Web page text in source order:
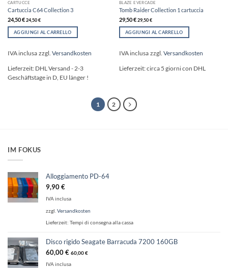
CARTUCCE
Cartuccia C64 Collection 3
24,50€ 24,50€
AGGIUNGI AL CARRELLO
IVA inclusa zzgl. Versandkosten
Lieferzeit: DHL Versand - 2-3
Geschäftstage in D, EU länger !
BLAZE EVERCADE
Tomb Raider Collection 1 cartuccia
29,50€ 29,50€
AGGIUNGI AL CARRELLO
IVA inclusa zzgl. Versandkosten
Lieferzeit:circa 5 giorni con DHL
1 2
IM FOKUS
Alloggiamento PD-64
9,90€
IVA inclusa
zzgl. Versandkosten
Lieferzeit: Tempi di consegna alla cassa
Disco rigido Seagate Barracuda 7200 160GB
60,00€ 60,00€
IVA inclusa